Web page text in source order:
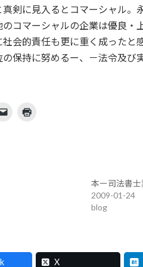
日
時
:
剣に見入るとコマーシャル。
のコマーシャルの企業は優良
社会的責任も更に重く成ったと
保持に努めるー、－法令及び
本ー司法書
2009-01-24
blog
X